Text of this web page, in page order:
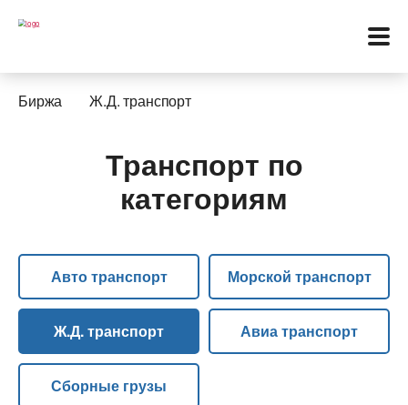
Услуги
Контакты
Биржа
Язык:
Биржа Ж.Д. транспорт
Транспорт по
категориям
Авто транспорт Морской транспорт
Ж.Д. транспорт Авиа транспорт
Сборные грузы